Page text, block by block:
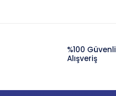
%100 Güvenli
Alışveriş